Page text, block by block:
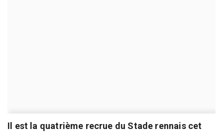
Il est la quatrième recrue du Stade rennais cet